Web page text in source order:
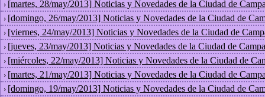
› [martes, 28/may/2013] Noticias y Novedades de la Ciudad de
› [domingo, 26/may/2013] Noticias y Novedades de la Ciudad de
› [viernes, 24/may/2013] Noticias y Novedades de la Ciudad de
› [jueves, 23/may/2013] Noticias y Novedades de la Ciudad de
› [miércoles, 22/may/2013] Noticias y Novedades de la Ciudad de
› [martes, 21/may/2013] Noticias y Novedades de la Ciudad de
› [domingo, 19/may/2013] Noticias y Novedades de la Ciudad de